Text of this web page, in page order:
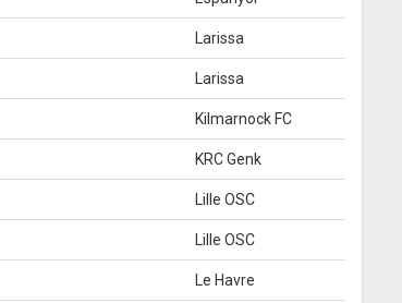
Larissa
Larissa
Kilmarnock FC
KRC Genk
Lille OSC
Lille OSC
Le Havre